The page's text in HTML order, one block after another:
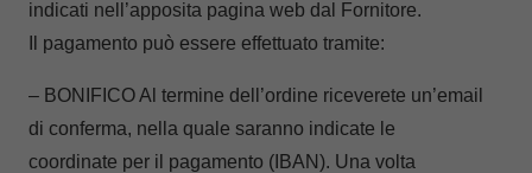
indicati nell’apposita pagina web dal Fornitore.
Il pagamento può essere effettuato tramite:
– BONIFICO Al termine dell’ordine riceverete un’email
di conferma, nella quale saranno indicate le
coordinate per il pagamento (IBAN). Una volta